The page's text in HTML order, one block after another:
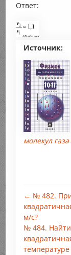
Ответ:
Источник:
молекул газа
← № 482. При
м/с?
№ 484. Найти